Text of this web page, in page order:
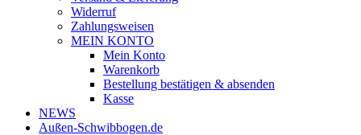
Widerruf
Zahlungsweisen
MEIN KONTO
Mein Konto
Warenkorb
Bestellung bestätigen & absenden
Kasse
NEWS
Außen-Schwibbogen.de